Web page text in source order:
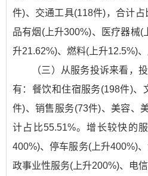
件)、交通工具(118件)，合计
品有烟(上升300%)、医疗器械(
升21.62%)、燃料(上升12.5%)、
（三）从服务投诉来看，
有：餐饮和住宿服务(198件)、
件)、销售服务(73件)、美容、
计占比55.51%。增长较快的
400%)、停车服务(上升400%)
政事业性服务(上升200%)、电